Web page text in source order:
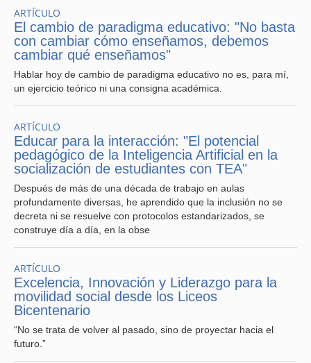
hogar - escuela, carencia de educación socioemocional y
talleres de salud mental en establecimientos
educacionales y problemáticas que existían pre-
pandemia.
Como pedagogos tenemos un gran desafío por delante,
respeto por sobre la frustración y bajo manejo de
emociones que afecten el ambiente de enseñanza y
convivencia escolar que se necesita para entregar una
enseñanza de calidad y potenciar el proceso de
aprendizaje de nuestros educandos. Para ello es que te
invito a analizar y reflexionar sobre diversas dinámicas
que se pueden evitar al momento de encontrarte en una
situación de resolución de conflicto:
1.- Acercarte e invita al estudiante a conversar para saber
cuál es la causa y posibles soluciones para resolver la
situación de tensión, evita hacerlo frente a los demás
pares, ya que la mayoría de las veces terminará en una
respuesta hostil a causa de la disyuntiva del estudiante
ARTÍCULO
El cambio de paradigma educativo: "No basta
con cambiar cómo enseñamos, debemos
cambiar qué enseñamos"
Hablar hoy de cambio de paradigma educativo no es, para mí,
un ejercicio teórico ni una consigna académica.
ARTÍCULO
Educar para la interacción: "El potencial
pedagógico de la Inteligencia Artificial en la
socialización de estudiantes con TEA"
Después de más de una década de trabajo en aulas
profundamente diversas, he aprendido que la inclusión no se
decreta ni se resuelve con protocolos estandarizados, se
construye día a día, en la obse
ARTÍCULO
Excelencia, Innovación y Liderazgo para la
movilidad social desde los Liceos
Bicentenario
“No se trata de volver al pasado, sino de proyectar hacia el
futuro.”